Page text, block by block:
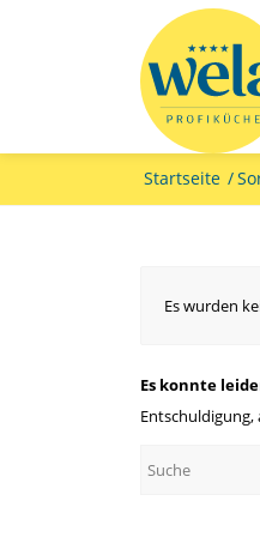
Startseite /
Es wurden
Es konnte
Entschuldigung,